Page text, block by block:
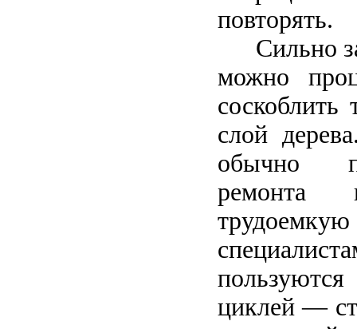
повторять.
Сильно
можно
слой
обычно
ремонта
циклей —